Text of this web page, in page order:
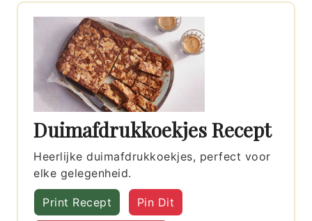
Duimafdrukkoekjes Recept
Heerlijke duimafdrukkoekjes, perfect voor
elke gelegenheid.
Print Recept Pin Dit